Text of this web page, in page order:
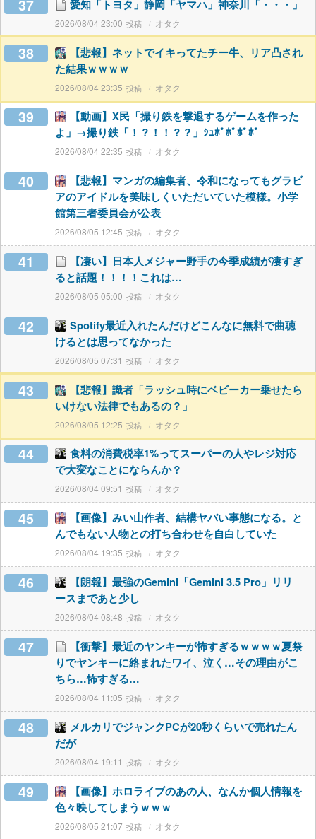
37 愛知「トヨタ」静岡「ヤマハ」神奈川「・・・」
2026/08/04 23:00 オタク
38
【悲報】ネットでイキってたチー牛、リア凸され
た結果ｗｗｗｗ
2026/08/04 23:35 オタク
39
【動画】X民「撮り鉄を撃退するゲームを作った
よ」→撮り鉄「！？！！？？」ｼｭﾎﾟﾎﾟﾎﾟﾎﾟ
2026/08/04 22:35 オタク
40
【悲報】マンガの編集者、令和になってもグラビ
アのアイドルを美味しくいただいていた模様。小学
館第三者委員会が公表
2026/08/05 12:45 オタク
41
【凄い】日本人メジャー野手の今季成績が凄すぎ
ると話題！！！！これは…
2026/08/05 05:00 オタク
42
Spotify最近入れたんだけどこんなに無料で曲聴
けるとは思ってなかった
2026/08/05 07:31 オタク
43
【悲報】識者「ラッシュ時にベビーカー乗せたら
いけない法律でもあるの？」
2026/08/05 12:25 オタク
44
食料の消費税率1%ってスーパーの人やレジ対応
で大変なことにならんか？
2026/08/04 09:51 オタク
45
【画像】みい山作者、結構ヤバい事態になる。と
んでもない人物との打ち合わせを自白していた
2026/08/04 19:35 オタク
46
【朗報】最強のGemini「Gemini 3.5 Pro」リリ
ースまであと少し
2026/08/04 08:48 オタク
47
【衝撃】最近のヤンキーが怖すぎるｗｗｗｗ夏祭
りでヤンキーに絡まれたワイ、泣く…その理由がこ
ちら…怖すぎる…
2026/08/04 11:05 オタク
48
メルカリでジャンクPCが20秒くらいで売れたん
だが
2026/08/04 19:11 オタク
49
【画像】ホロライブのあの人、なんか個人情報を
色々映してしまうｗｗｗ
2026/08/05 21:07 オタク